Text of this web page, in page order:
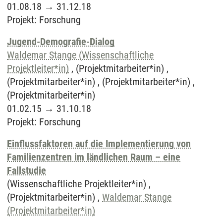
01.08.18 → 31.12.18
Projekt: Forschung
Jugend-Demografie-Dialog
Waldemar Stange (Wissenschaftliche
Projektleiter*in) , (Projektmitarbeiter*in) ,
(Projektmitarbeiter*in) , (Projektmitarbeiter*in) ,
(Projektmitarbeiter*in)
01.02.15 → 31.10.18
Projekt: Forschung
Einflussfaktoren auf die Implementierung von
Familienzentren im ländlichen Raum – eine
Fallstudie
(Wissenschaftliche Projektleiter*in) ,
(Projektmitarbeiter*in) , Waldemar Stange
(Projektmitarbeiter*in)